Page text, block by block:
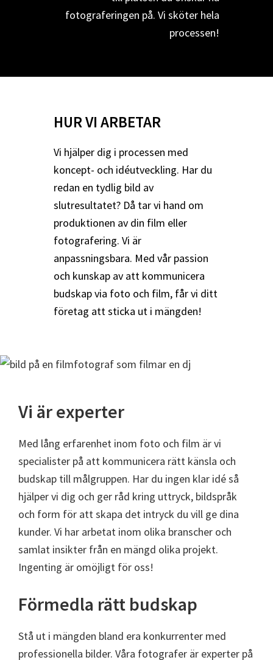
fotograferingen på. Vi sköter hela
processen!
HUR VI ARBETAR
Vi hjälper dig i processen med
koncept- och idéutveckling. Har du
redan en tydlig bild av
slutresultatet? Då tar vi hand om
produktionen av din film eller
fotografering. Vi är
anpassningsbara. Med vår passion
och kunskap av att kommunicera
budskap via foto och film, får vi ditt
företag att sticka ut i mängden!
Vi är experter
Med lång erfarenhet inom foto och film är vi
specialister på att kommunicera rätt känsla och
budskap till målgruppen. Har du ingen klar idé så
hjälper vi dig och ger råd kring uttryck, bildspråk
och form för att skapa det intryck du vill ge dina
kunder. Vi har arbetat inom olika branscher och
samlat insikter från en mängd olika projekt.
Ingenting är omöjligt för oss!
Förmedla rätt budskap
Stå ut i mängden bland era konkurrenter med
professionella bilder. Våra fotografer är experter på